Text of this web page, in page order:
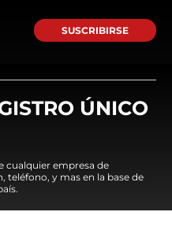
SUSCRIBIRSE
ÚNICO
cualquier empresa de
teléfono, y mas en la base de